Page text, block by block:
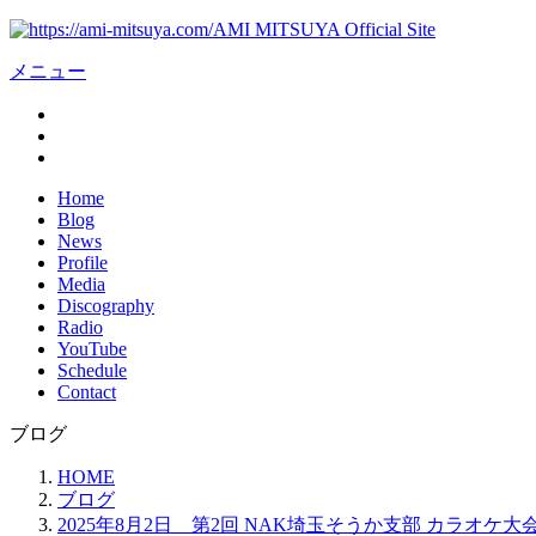
AMI MITSUYA Official Site
メニュー
Home
Blog
News
Profile
Media
Discography
Radio
YouTube
Schedule
Contact
ブログ
HOME
ブログ
2025年8月2日 第2回 NAK埼玉そうか支部 カラオケ大